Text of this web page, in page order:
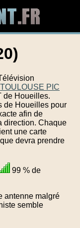
TOULOUSE PIC
de Houeilles.
de Houeilles pour
afin de
direction. Chaque
une carte
devra prendre
99 % de
antenne malgré
semble